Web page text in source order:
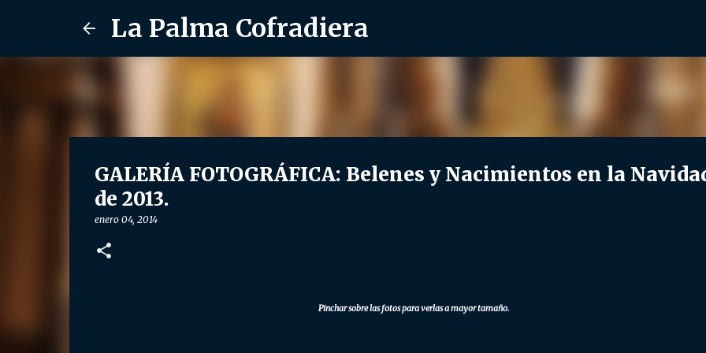
La Palma Cofradiera
GALERÍA FOTOGRÁFICA: Belenes y Nacimientos en la
de 2013.
enero 04, 2014
Pinchar sobre las fotos para verlas a mayor tamaño.